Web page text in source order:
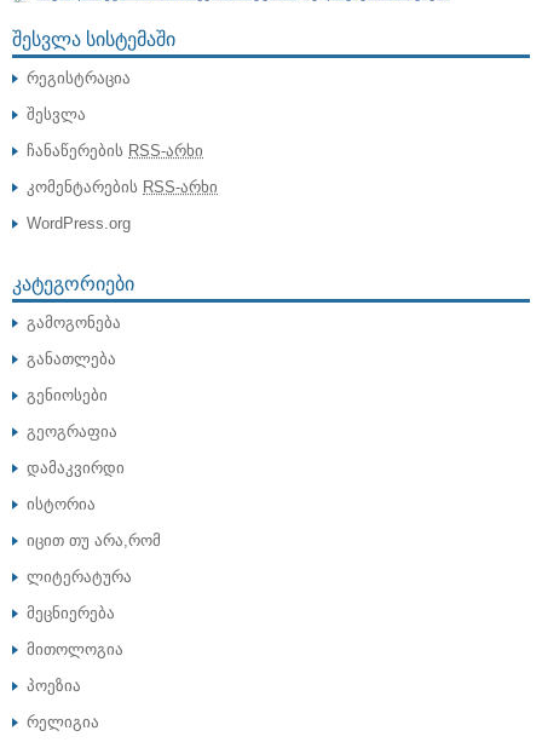
ᲨᲔᲡᲕᲚᲐ ᲡᲘᲡᲢᲔᲛᲐᲨᲘ
რეგისტრაცია
შესვლა
ჩანაწერების RSS-არხი
კომენტარების RSS-არხი
WordPress.org
ᲙᲐᲢᲔᲒᲝᲠᲘᲔᲑᲘ
გამოგონება
განათლება
გენიოსები
გეოგრაფია
დამაკვირდი
ისტორია
იცით თუ არა,რომ
ლიტერატურა
მეცნიერება
მითოლოგია
პოეზია
რელიგია